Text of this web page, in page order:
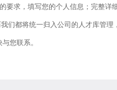
要求，填写您的个人信息；完整
们都将统一归入公司的人才库管
您联系。